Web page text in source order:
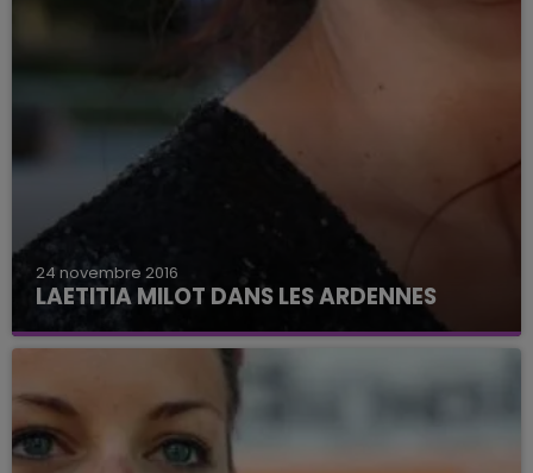
24 novembre 2016
LAETITIA MILOT DANS LES ARDENNES